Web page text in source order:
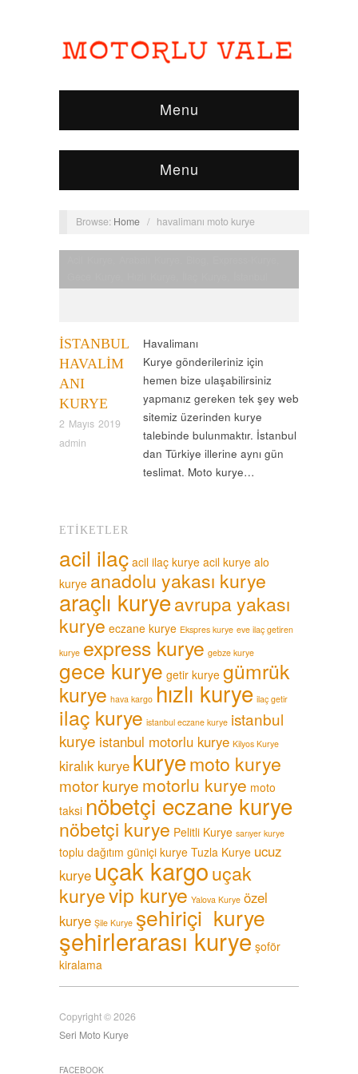
Menu
Menu
Browse: Home / havalimanı moto kurye
İSTANBUL
HAVALIM
ANI
KURYE
2 Mayıs 2019
admin
Kurye,İstanbul Moto Kurye,Kurye,Moto Kurye,
Havalimanı
Kurye gönderileriniz için
hemen bize ulaşabilirsiniz
yapmanız gereken tek şey web
sitemiz üzerinden kurye
talebinde bulunmaktır. İstanbul
dan Türkiye illerine aynı gün
teslimat. Moto kurye…
ETIKETLER
acil ilaç acil ilaç kurye acil kurye alo
kurye anadolu yakası kurye
araçlı kuryeavrupa yakası
kurye eczane kurye Ekspres kurye eve ilaç getiren
kurye express kurye gebze kurye
gece kurye getir kurye gümrük
kurye hava kargo hızlı kurye ilaç getir
ilaç kurye istanbul eczane kurye istanbul
kurye istanbul motorlu kurye Kilyos Kurye
kiralık kurye kuryemoto kurye
motor kurye motorlu kurye moto
taksi nöbetçi eczane kurye
nöbetçi kurye Pelitli Kurye sarıyer kurye
toplu dağıtım güniçi kurye Tuzla Kurye ucuz
kurye uçak kargouçak
kuryevip kurye Yalova Kurye özel
kurye Şile Kurye şehiriçi kurye
şehirlerarası kurye şoför
kiralama
Copyright © 2026
Seri Moto Kurye
FACEBOOK